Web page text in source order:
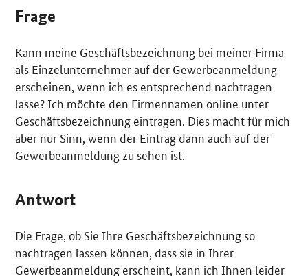
Frage
Kann meine Geschäftsbezeichnung bei meiner Firma
als Einzelunternehmer auf der Gewerbeanmeldung
erscheinen, wenn ich es entsprechend nachtragen
lasse? Ich möchte den Firmennamen online unter
Geschäftsbezeichnung eintragen. Dies macht für mich
aber nur Sinn, wenn der Eintrag dann auch auf der
Gewerbeanmeldung zu sehen ist.
Antwort
Die Frage, ob Sie Ihre Geschäftsbezeichnung so
nachtragen lassen können, dass sie in Ihrer
Gewerbeanmeldung erscheint, kann ich Ihnen leider